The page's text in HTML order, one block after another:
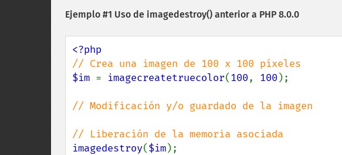
Ejemplo #1 Uso de imagedestroy() anterior a PHP 8.0.0
$im = imagecreatetruecolor(100, 100 );
// Modificación y/o guardado de la imagen
imagedestroy($im